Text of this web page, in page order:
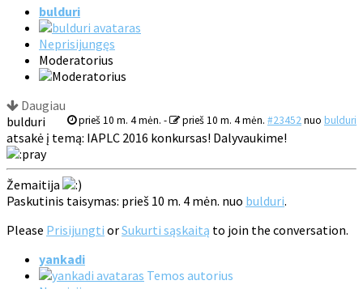
bulduri
Neprisijungęs
Moderatorius
Daugiau
prieš 10 m. 4 mėn. - prieš 10 m. 4 mėn. #23452nuo bulduri
bulduri
atsakė į temą: IAPLC 2016 konkursas! Dalyvaukime!
Žemaitija
Paskutinis taisymas: prieš 10 m. 4 mėn. nuo bulduri.
Please Prisijungti orSukurti sąskaitą to join the conversation.
yankadi
Temos autorius